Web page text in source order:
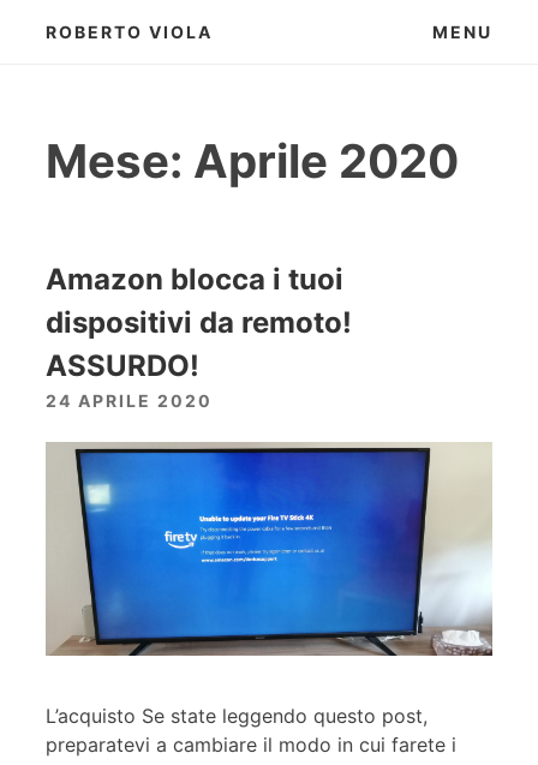
ROBERTO VIOLA MENU
Mese: Aprile 2020
Amazon blocca i tuoi
dispositivi da remoto!
ASSURDO!
24 APRILE 2020
L’acquisto Se state leggendo questo post,
preparatevi a cambiare il modo in cui farete i